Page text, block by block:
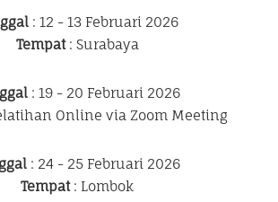
: 12 - 13 Februari 2026
Tempat: Surabaya
: 19 - 20 Februari 2026
Online via Zoom Meeting
: 24 - 25 Februari 2026
Tempat: Lombok